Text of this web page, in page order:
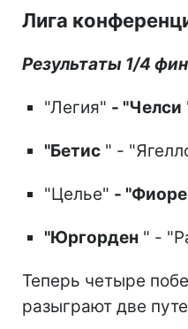
Лига
Результаты 1/4
"Легия" - "Челси
"Бетис " -
"Целье" -
"Юргорден " -
Теперь четыре
разыграют две